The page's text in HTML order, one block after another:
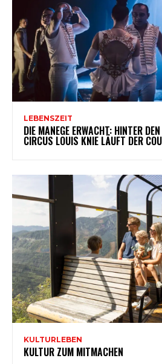
LEBENSZEIT
DIE MANEGE ERWACHT: HINTER
CIRCUS LOUIS KNIE LÄUFT DER
KULTURLEBEN
KULTUR ZUM MITMACHEN